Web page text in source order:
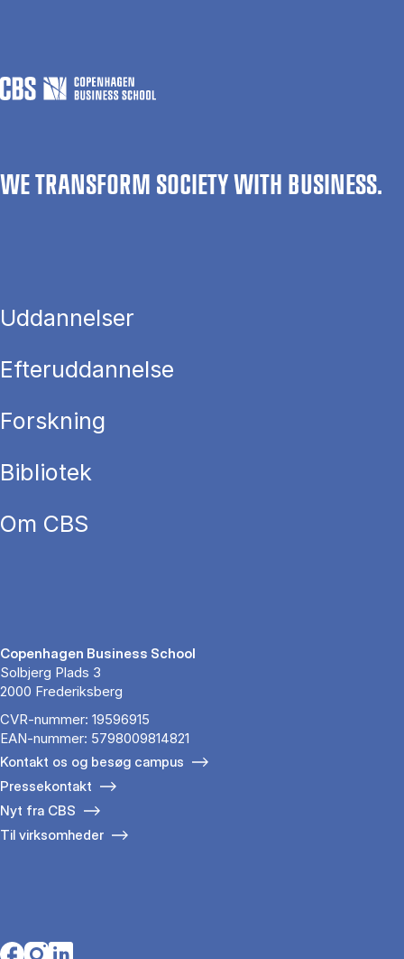
WE TRANSFORM SOCIETY WITH BUSINESS.
Uddannelser
Efteruddannelse
Forskning
Bibliotek
Om CBS
Copenhagen Business School
Solbjerg Plads 3
2000 Frederiksberg
CVR-nummer: 19596915
EAN-nummer: 5798009814821
Kontakt os og besøg campus
Pressekontakt
Nyt fra CBS
Til virksomheder
Opens in a new tab
Opens in a new tab
Opens in a new tab